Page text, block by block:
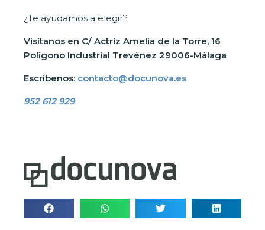
¿Te ayudamos a elegir?
Visítanos en C/ Actriz Amelia de la Torre, 16
Polígono Industrial Trevénez 29006-Málaga
Escríbenos: contacto@docunova.es
952 612 929